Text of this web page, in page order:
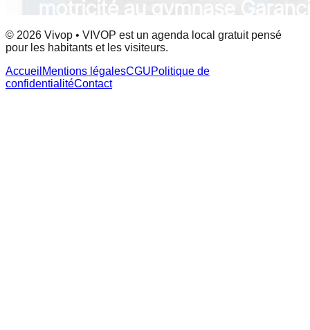
© 2026 Vivop • VIVOP est un agenda local gratuit pensé
pour les habitants et les visiteurs.
Accueil Mentions légalesCGUPolitique de
confidentialitéContact